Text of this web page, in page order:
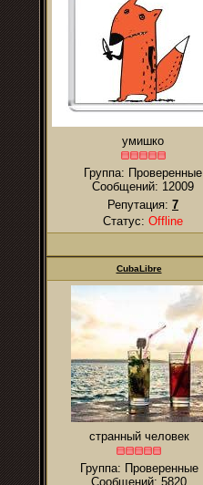
умишко
Группа: Проверенные
Сообщений: 12009
Репутация: 7
Статус: Offline
CubaLibre
странный человек
Группа: Проверенные
Сообщений: 5820